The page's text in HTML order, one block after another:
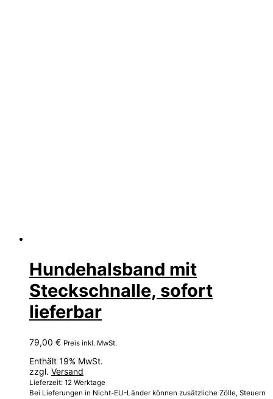
Hundehalsband mit
Steckschnalle, sofort
lieferbar
79,00 € Preis inkl. MwSt.
Enthält 19% MwSt.
zzgl. Versand
Lieferzeit: 12 Werktage
Bei Lieferungen in Nicht-EU-Länder können zusätzliche Zölle, Steuern